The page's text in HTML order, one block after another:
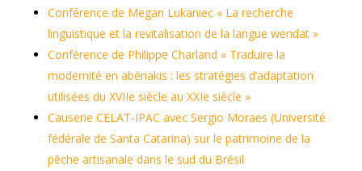
Conférence de Megan Lukaniec « La recherche
linguistique et la revitalisation de la langue wendat »
Conférence de Philippe Charland « Traduire la
modernité en abénakis : les stratégies d’adaptation
utilisées du XVIIe siècle au XXIe siècle »
Causerie CELAT-IPAC avec Sergio Moraes (Université
fédérale de Santa Catarina) sur le patrimoine de la
pêche artisanale dans le sud du Brésil